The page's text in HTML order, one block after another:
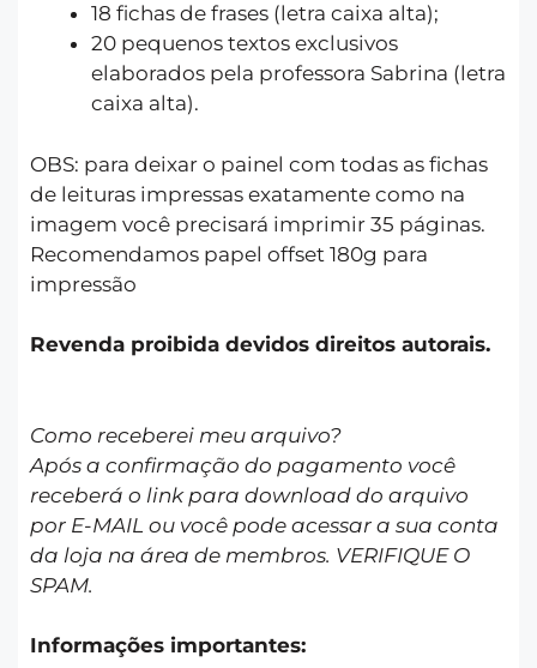
18 fichas de frases (letra caixa alta);
20 pequenos textos exclusivos
elaborados pela professora Sabrina (letra
caixa alta).
OBS: para deixar o painel com todas as fichas
de leituras impressas exatamente como na
imagem você precisará imprimir 35 páginas.
Recomendamos papel offset 180g para
impressão
Revenda proibida devidos direitos autorais.
Como receberei meu arquivo?
Após a confirmação do pagamento você
receberá o link para download do arquivo
por E-MAIL ou você pode acessar a sua conta
da loja na área de membros. VERIFIQUE O
SPAM.
Informações importantes: